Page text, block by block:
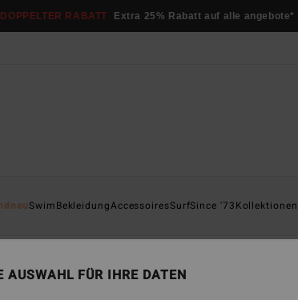
DOPPELTER RABATT Extra 25% Rabatt auf alle angebote*
SwimBekleidungAccessoiresSurfSince '73Kollektionen
AUSWAHL FÜR IHRE DATEN